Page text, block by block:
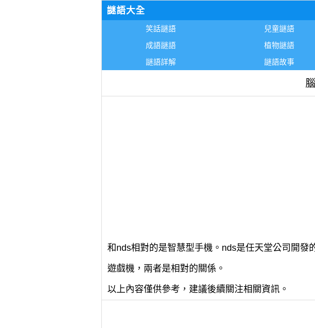
謎語大全
笑話謎語 兒童謎語
成語謎語
植物謎語
謎語詳解
謎語故事
和nds相對的是智慧型手機。nds是任天堂公司開
遊戲機，兩者是相對的關係。
以上內容僅供參考，建議後續關注相關資訊。